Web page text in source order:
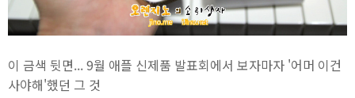
이 금색 뒷면... 9월 애플 신제품 발표회에서 보자마자 '어머 이건
사야해'했던 그 것